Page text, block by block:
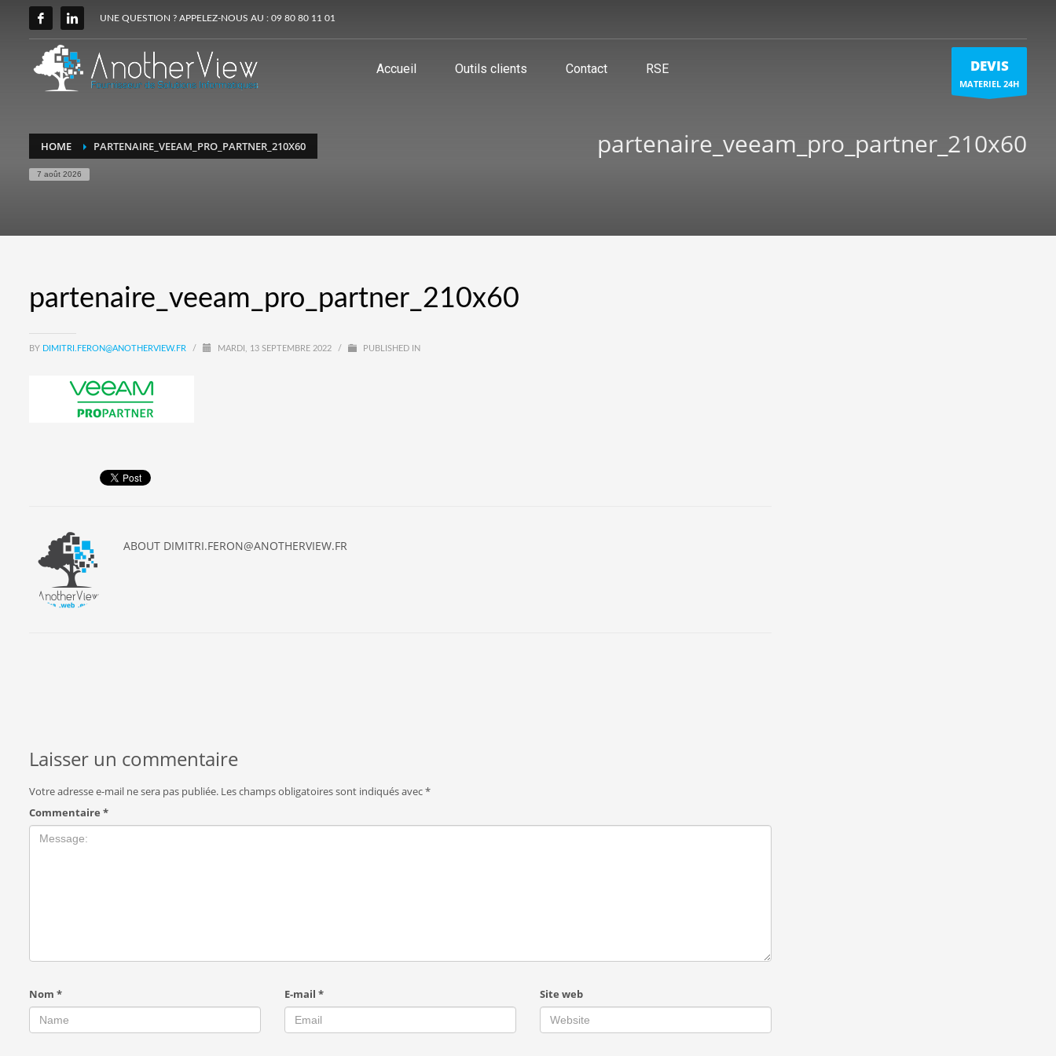
UNE QUESTION ? APPELEZ-NOUS AU : 09 80 80 11 01
Accueil Outils clients Contact RSE DEVIS
MATERIEL 24H
HOME PARTENAIRE_VEEAM_PRO_PARTNER_210X60
7 août 2026
partenaire_veeam_pro_partner_210x60
partenaire_veeam_pro_partner_210x60
BY DIMITRI.FERON@ANOTHERVIEW.FR / MARDI, 13 SEPTEMBRE 2022 / PUBLISHED IN
ABOUT DIMITRI.FERON@ANOTHERVIEW.FR
Laisser un commentaire
Votre adresse e-mail ne sera pas publiée. Les champs obligatoires sont indiqués avec*
Commentaire *
Nom * E-mail * Site web